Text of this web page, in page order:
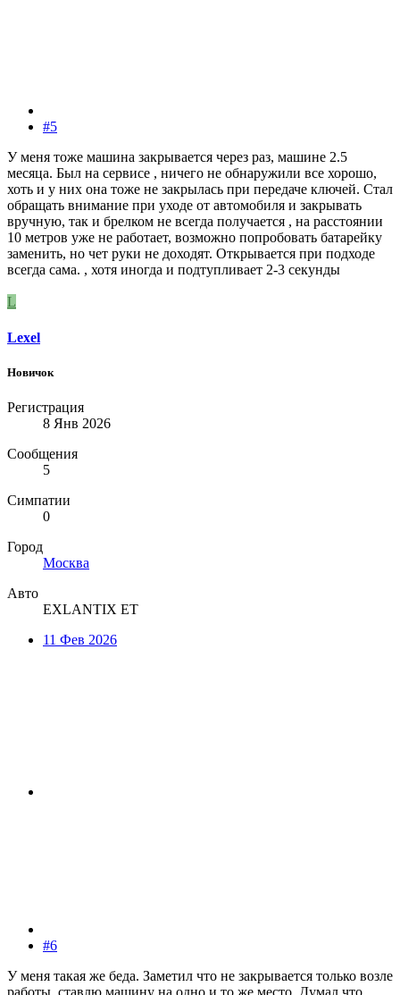
#5
У меня тоже машина закрывается через раз, машине 2.5
месяца. Был на сервисе , ничего не обнаружили все хорошо,
хоть и у них она тоже не закрылась при передаче ключей. Стал
обращать внимание при уходе от автомобиля и закрывать
вручную, так и брелком не всегда получается , на расстоянии
10 метров уже не работает, возможно попробовать батарейку
заменить, но чет руки не доходят. Открывается при подходе
всегда сама. , хотя иногда и подтупливает 2-3 секунды
L
Lexel
Новичок
Регистрация
8 Янв 2026
Сообщения
5
Симпатии
0
Город
Москва
Авто
EXLANTIX ET
11 Фев 2026
#6
У меня такая же беда. Заметил что не закрывается только возле
работы, ставлю машину на одно и то же место. Думал что